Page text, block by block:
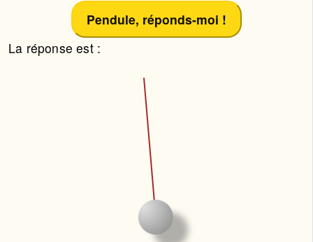
Pendule, réponds-moi !
La réponse est :